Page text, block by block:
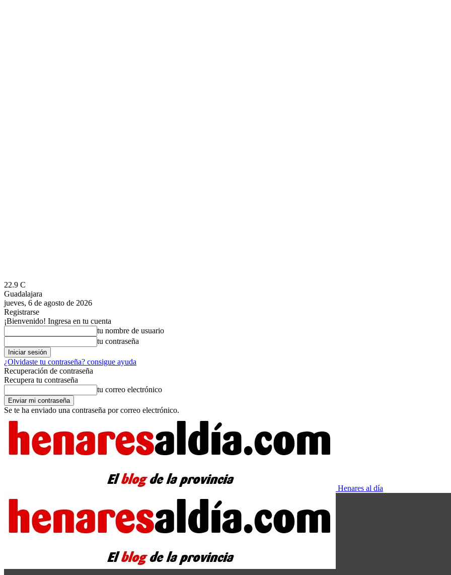
22.9 C
Guadalajara
jueves, 6 de agosto de 2026
Registrarse
¡Bienvenido! Ingresa en tu cuenta
tu nombre de usuario
tu contraseña
¿Olvidaste tu contraseña? consigue ayuda
Recuperación de contraseña
Recupera tu contraseña
tu correo electrónico
Se te ha enviado una contraseña por correo electrónico.
Henares al día